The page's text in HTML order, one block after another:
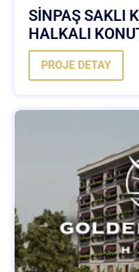
SİNPAŞ SAKLI
HALKALI
PROJE DETAY